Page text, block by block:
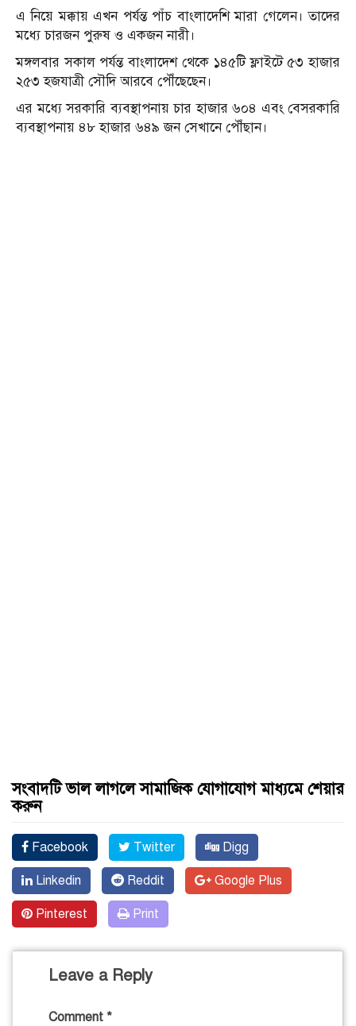
এ নিয়ে মক্কায় এখন পর্যন্ত পাঁচ বাংলাদেশি মারা গেলেন। তাদের
মধ্যে চারজন পুরুষ ও একজন নারী।
মঙ্গলবার সকাল পর্যন্ত বাংলাদেশ থেকে ১৪৫টি ফ্লাইটে ৫৩ হাজার
২৫৩ হজযাত্রী সৌদি আরবে পৌঁছেছেন।
এর মধ্যে সরকারি ব্যবস্থাপনায় চার হাজার ৬০৪ এবং বেসরকারি
ব্যবস্থাপনায় ৪৮ হাজার ৬৪৯ জন সেখানে পৌঁছান।
সংবাদটি ভাল লাগলে সামাজিক যোগাযোগ মাধ্যমে শেয়ার
করুন
Facebook Twitter Digg
Linkedin Reddit Google Plus
Pinterest Print
Leave a Reply
Comment *